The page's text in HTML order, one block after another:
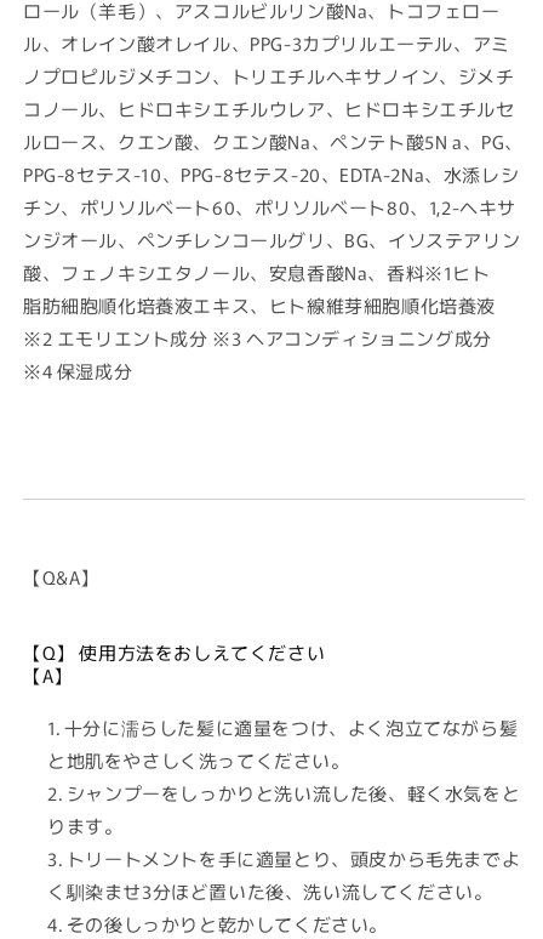
ロール（羊毛）、アスコルビルリン酸Na、トコフェロー
ル、オレイン酸オレイル、PPG-3カプリルエーテル、アミ
ノプロピルジメチコン、トリエチルヘキサノイン、ジメチ
コノール、ヒドロキシエチルウレア、ヒドロキシエチルセ
ルロース、クエン酸、クエン酸Na、ペンテト酸5N a、PG、
PPG-8セテス-10、PPG-8セテス-20、EDTA-2Na、水添レシ
チン、ポリソルベート60、ポリソルベート80、1,2-ヘキサ
ンジオール、ペンチレンコールグリ、BG、イソステアリン
酸、フェノキシエタノール、安息香酸Na、香料※1ヒト
脂肪細胞順化培養液エキス、ヒト線維芽細胞順化培養液
※2 エモリエント成分 ※3 ヘアコンディショニング成分
※4 保湿成分
【Q&A】
【Q】 使用方法をおしえてください
【A】
十分に濡らした髪に適量をつけ、よく泡立てながら髪
と地肌をやさしく洗ってください。
シャンプーをしっかりと洗い流した後、軽く水気をと
ります。
トリートメントを手に適量とり、頭皮から毛先までよ
く馴染ませ3分ほど置いた後、洗い流してください。
その後しっかりと乾かしてください。